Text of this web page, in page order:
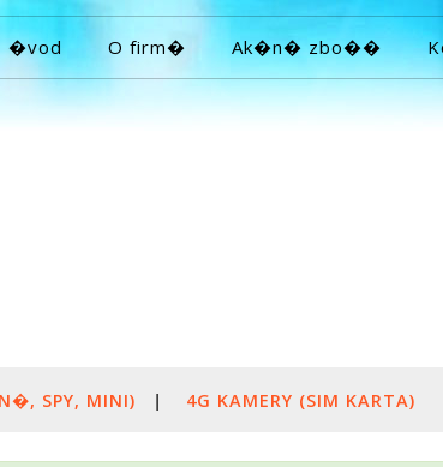
�vod O firm� Ak�n� zbo��
SPY, MINI) | 4G KAMERY (SIM KARTA)